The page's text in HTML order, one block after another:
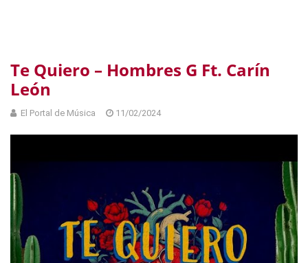
Te Quiero – Hombres G Ft. Carín
León
El Portal de Música 11/02/2024